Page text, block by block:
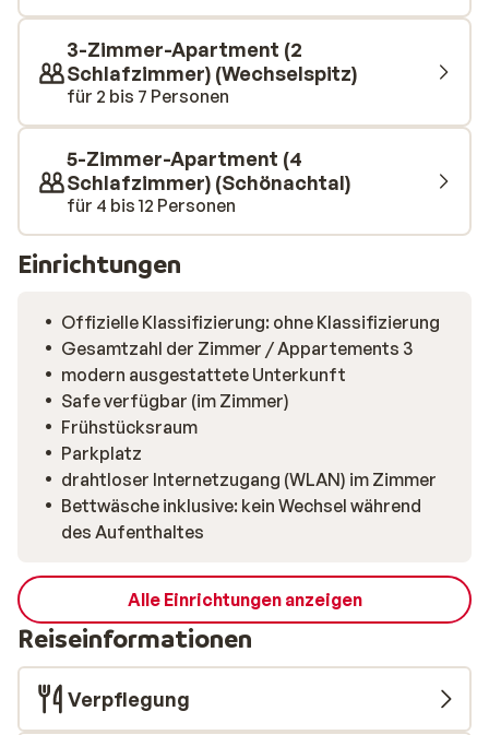
3-Zimmer-Apartment (2
Schlafzimmer) (Wechselspitz)
für 2 bis 7 Personen
5-Zimmer-Apartment (4
Schlafzimmer) (Schönachtal)
für 4 bis 12 Personen
Einrichtungen
Offizielle Klassifizierung: ohne Klassifizierung
Gesamtzahl der Zimmer / Appartements 3
modern ausgestattete Unterkunft
Safe verfügbar (im Zimmer)
Frühstücksraum
Parkplatz
drahtloser Internetzugang (WLAN) im Zimmer
Bettwäsche inklusive: kein Wechsel während
des Aufenthaltes
Alle Einrichtungen anzeigen
Reiseinformationen
Verpflegung